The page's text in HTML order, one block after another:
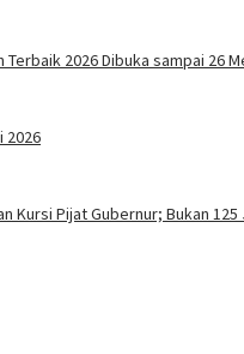
2026 Dibuka sampai 26
2026
Kursi Pijat Gubernur; Bukan